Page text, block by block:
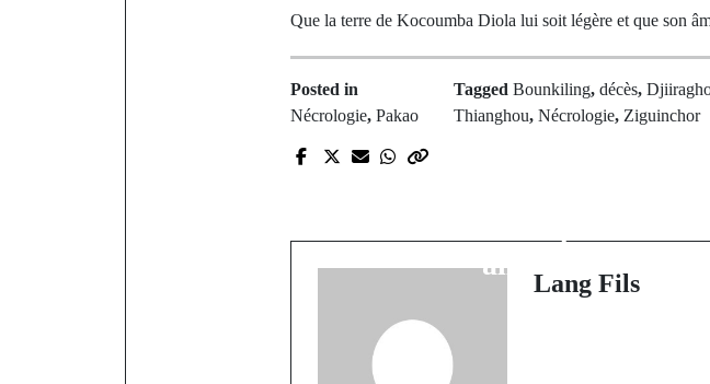
Que la terre de Kocoumba Diola lui soit légère et que son
Posted in
Nécrologie, Pakao
TaggedBounkiling,décès,
Thianghou,Nécrologie, Ziguinchor
allée
Lang Fils